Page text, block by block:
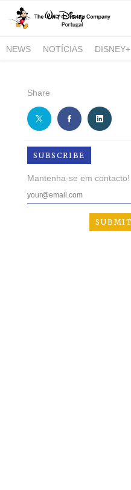
NEWS NOTÍCIAS DISNEY+
Share
SUBSCRIBE
Mantenha-se em contacto!